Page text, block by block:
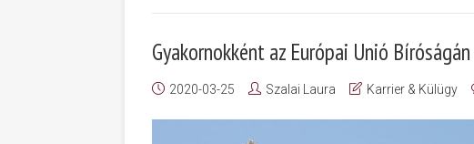
Gyakornokként az Európai Unió
2020-03-25 Szalai Laura Karrier & Külügy